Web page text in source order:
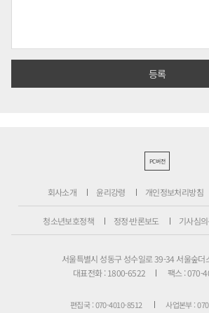
PC버전
회사소개 윤리강령 개인정보처리방침
청소년보호정책 정정·반론보도 기사심
서울특별시 성동구 성수일로 39-34 서울숲더
대표전화 : 1800-6522
팩스 : 070-
편집국 : 070-4010-8512 사업본부 :